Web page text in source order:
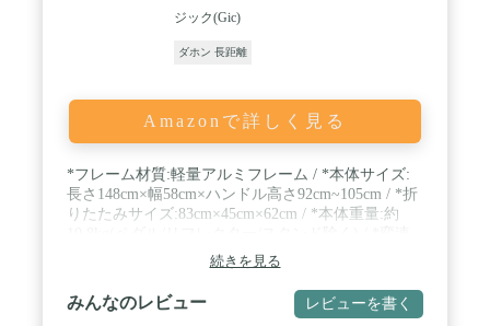
ジック(Gic)
ダホン 長距離
Amazonで詳しく見る
*フレーム材質:軽量アルミフレーム / *本体サイズ:
長さ148cm×幅58cm×ハンドル高さ92cm~105cm / *折
りたたみサイズ:83cm×45cm×62cm / *本体重量:約
機:7段変速 / *タイヤサイズ:20×1.75インチ / *サドル
高さ:80cm~96cm / *ギア数:前52T/後14T-28T / *高さ
調整機能付きアルミハンドルステム採用
続きを見る
みんなのレビュー レビューを書く